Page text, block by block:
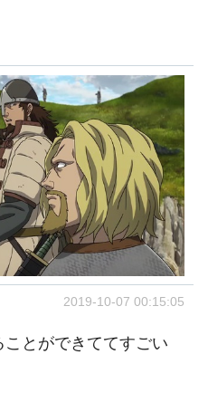
2019-10-07 00:15:05
とができててすごい